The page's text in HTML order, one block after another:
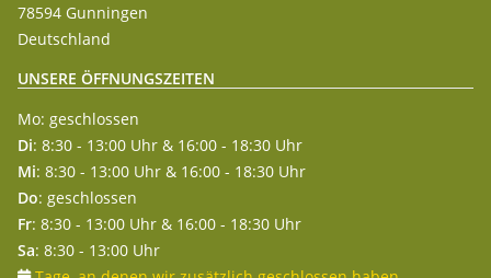
78594 Gunningen
Deutschland
UNSERE ÖFFNUNGSZEITEN
Mo: geschlossen
Di: 8:30 - 13:00 Uhr & 16:00 - 18:30 Uhr
Mi: 8:30 - 13:00 Uhr & 16:00 - 18:30 Uhr
Do: geschlossen
Fr: 8:30 - 13:00 Uhr & 16:00 - 18:30 Uhr
Sa: 8:30 - 13:00 Uhr